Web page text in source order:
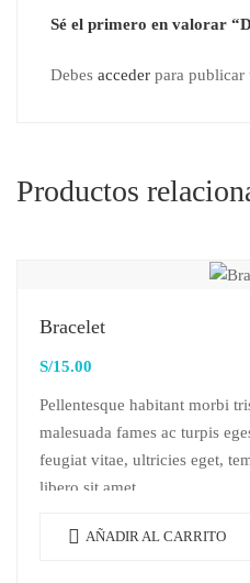
Sé el primero en valorar
Debes acceder para publicar
Productos
Bracelet
S/15.00
Pellentesque habitant morbi
malesuada fames ac turpis
feugiat vitae, ultricies eget,
libero sit amet…
AÑADIR AL CARRITO